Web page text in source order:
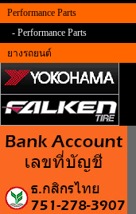
Performance Parts
- Performance Parts
ยางรถยนต์